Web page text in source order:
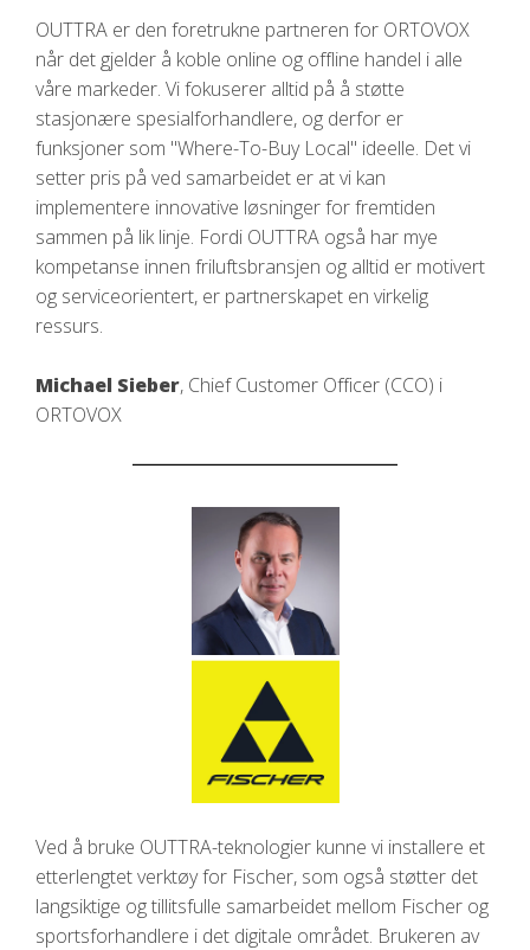
OUTTRA er den foretrukne partneren for ORTOVOX
når det gjelder å koble online og offline handel i alle
våre markeder. Vi fokuserer alltid på å støtte
stasjonære spesialforhandlere, og derfor er
funksjoner som "Where-To-Buy Local" ideelle. Det vi
setter pris på ved samarbeidet er at vi kan
implementere innovative løsninger for fremtiden
sammen på lik linje. Fordi OUTTRA også har mye
kompetanse innen friluftsbransjen og alltid er motivert
og serviceorientert, er partnerskapet en virkelig
ressurs.
Michael Sieber, Chief Customer Officer (CCO) i
ORTOVOX
Ved å bruke OUTTRA-teknologier kunne vi installere et
etterlengtet verktøy for Fischer, som også støtter det
langsiktige og tillitsfulle samarbeidet mellom Fischer og
sportsforhandlere i det digitale området. Brukeren av